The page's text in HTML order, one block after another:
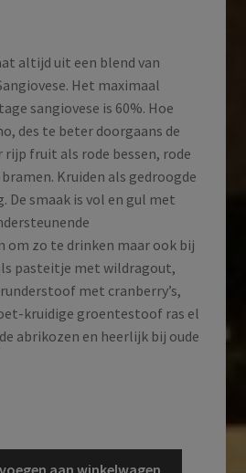
altijd uit een blend van
Het maximaal
sangiovese is 60%. Hoe
des te beter doorgaans de
fruit als rode bessen, rode
Kruiden als gedroogde
smaak is vol en gul met
om zo te drinken maar ook bij
pasteitje met wildragout,
met cranberry’s,
kruidige groentestoof ras el
abrikozen en heerlijk bij oude
aan winkelwagen